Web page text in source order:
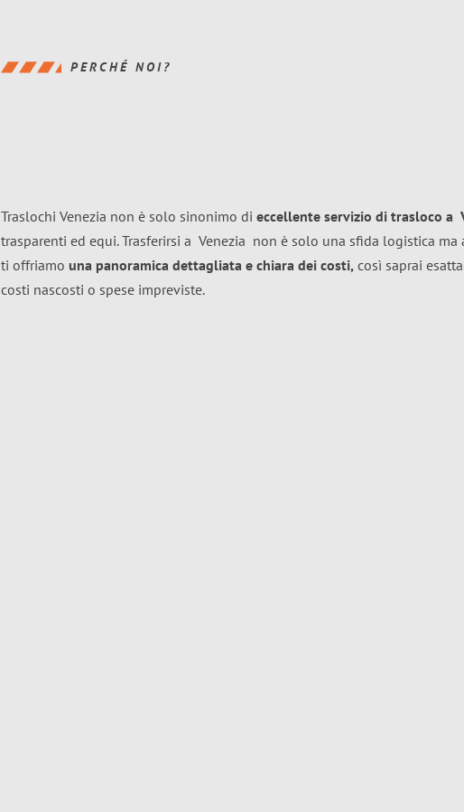
PERCHÉ NOI?
Traslochi Venezia non è solo sinonimo di eccellente servizio di trasloco a
trasparenti ed equi. Trasferirsi a Venezia non è solo una sfida logistica ma
ti offriamo una panoramica dettagliata e chiara dei costi, così saprai
costi nascosti o spese impreviste.